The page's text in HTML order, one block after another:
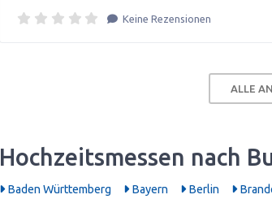
Keine Rezensionen
ALLE
Hochzeitsmessen nach
Baden Württemberg Bayern Berlin